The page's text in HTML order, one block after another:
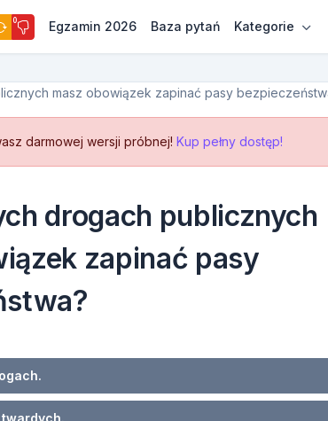
0 Egzamin 2026 Baza pytań Kategorie
darmowej wersji próbnej! Kup pełny dostęp!
drogach publicznych
zapinać pasy